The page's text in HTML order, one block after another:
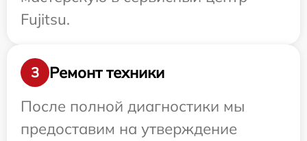
Fujitsu.
3
Ремонт техники
После полной диагностики мы
предоставим на утверждение